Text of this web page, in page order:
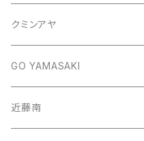
クミンアヤ
GO YAMASAKI
近藤南